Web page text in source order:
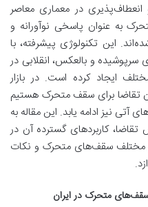
انعطاف‌پذیری در معماری معاصر
به عنوان پاسخی نوآورانه و
این تکنولوژی پیشرفته، با
سرپوشیده و بالعکس، انقلابی در
ایجاد کرده است. در بازار
تقاضا برای سقف متحرک هستیم
نیز ادامه یابد. این مقاله به
کاربردهای گسترده آن در
مختلف سقف‌های متحرک و نکات
متحرک در ایران